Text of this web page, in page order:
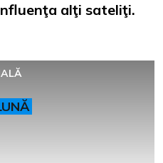
alţi sateliţi.